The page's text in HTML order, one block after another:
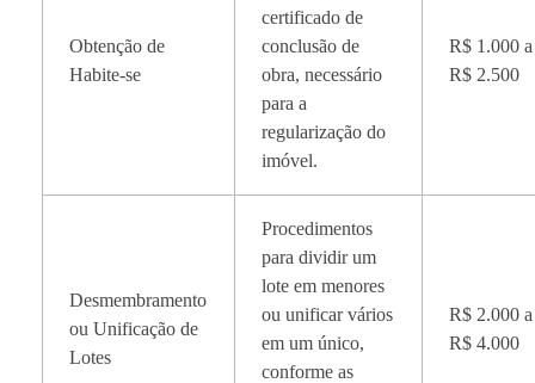
Obtenção de
Habite-se
certificado de
conclusão de
obra, necessário
para a
regularização do
imóvel.
R$ 1.000 a
R$ 2.500
Desmembramento
ou Unificação de
Lotes
Procedimentos
para dividir um
lote em menores
ou unificar vários
em um único,
conforme as
R$ 2.000 a
R$ 4.000